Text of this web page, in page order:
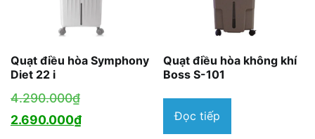
Quạt điều hòa Symphony
Diet 22 i
4.290.000₫Giá
gốc
2.690.000₫Giá
Quạt điều hòa không khí
Boss S-101
Đọc tiếp